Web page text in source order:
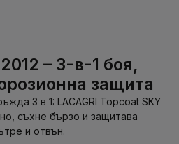
– 3-в-1 боя,
защита
3 в 1: LACAGRI Topcoat SKY
съхне бързо и защитава
и отвън.